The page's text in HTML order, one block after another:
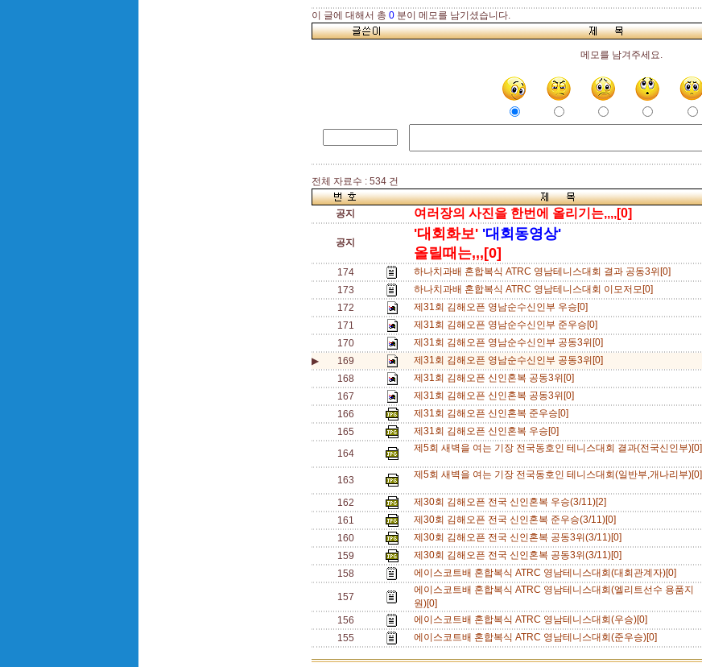
이 글에 대해서 총 0 분이 메모를 남기셨습니다.
메모를 남겨주세요.
전체 자료수 : 534 건
공지 여러장의 사진을 한번에 올리기는,,,,[0]
공지
'대회화보' '대회동영상'
올릴때는,,,[0]
174 하나치과배 혼합복식 ATRC 영남테니스대회 결과 공동3위[0]
173
하나치과배 혼합복식 ATRC 영남테니스대회 이모저모[0]
172
제31회 김해오픈 영남순수신인부 우승[0]
171
제31회 김해오픈 영남순수신인부 준우승[0]
170
제31회 김해오픈 영남순수신인부 공동3위[0]
▶
169 제31회 김해오픈 영남순수신인부 공동3위[0]
168
제31회 김해오픈 신인혼복 공동3위[0]
167
제31회 김해오픈 신인혼복 공동3위[0]
166
제31회 김해오픈 신인혼복 준우승[0]
165
제31회 김해오픈 신인혼복 우승[0]
164
제5회 새벽을 여는 기장 전국동호인 테니스대회 결과(전국신인부)[0]
163 제5회 새벽을 여는 기장 전국동호인 테니스대회(일반부,개나리부)[0]
162
제30회 김해오픈 전국 신인혼복 우승(3/11)[2]
161
제30회 김해오픈 전국 신인혼복 준우승(3/11)[0]
160
제30회 김해오픈 전국 신인혼복 공동3위(3/11)[0]
159
제30회 김해오픈 전국 신인혼복 공동3위(3/11)[0]
158
에이스코트배 혼합복식 ATRC 영남테니스대회(대회관계자)[0]
157
에이스코트배 혼합복식 ATRC 영남테니스대회(엘리트선수 용품지
원)[0]
156 에이스코트배 혼합복식 ATRC 영남테니스대회(우승)[0]
155
에이스코트배 혼합복식 ATRC 영남테니스대회(준우승)[0]